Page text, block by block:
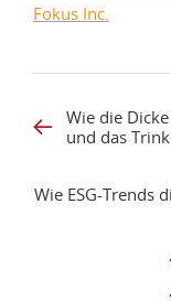
Fokus Inc.
Wie die
und das
Wie ESG-Trends